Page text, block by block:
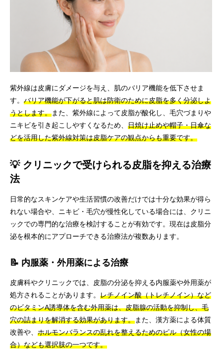
紫外線は皮膚にダメージを与え、肌のバリア機能を低下させま
す。 バリア機能が下がると肌は防衛のために皮脂を多く分泌しよ
うとします。また、紫外線によって皮脂が酸化し、毛穴づまりや
ニキビを引き起こしやすくなるため、 日焼け止めや帽子・日傘な
どを活用した紫外線対策は皮脂ケアの観点からも重要です。
💡 クリニックで受けられる皮脂を抑える治療
法
日常的なスキンケアや生活習慣の改善だけでは十分な効果が得ら
れない場合や、ニキビ・毛穴が慢性化している場合には、クリニ
ックでの専門的な治療を検討することが有効です。現在は皮脂分
泌を根本的にアプローチできる治療法が複数あります。
📝 内服薬・外用薬による治療
皮膚科やクリニックでは、皮脂の分泌を抑える内服薬や外用薬が
処方されることがあります。 レチノイン酸（トレチノイン）など
のビタミンA誘導体を含む外用薬は、皮脂腺の活動を抑制し、毛
穴の詰まりを解消する効果があります。また、漢方薬による体質
改善や、 ホルモンバランスの乱れを整えるためのピル（女性の場
合）なども選択肢の一つです。